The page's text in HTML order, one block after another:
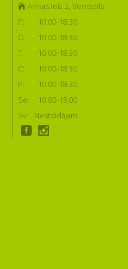
Annas iela 2, Ventspils
P:
10:00-18:30
O:
10:00-18:30
T:
10:00-18:30
C:
10:00-18:30
P:
10:00-18:30
Se:
10:00-15:00
Sv:
Nestrādājam